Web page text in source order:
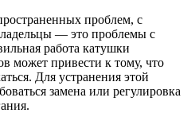
проблем, с
— это проблемы с
работа катушки
может привести к тому, что
Для устранения этой
замена или регулировка